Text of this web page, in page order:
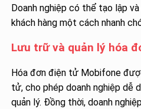
Doanh nghiệp có thể tạo lập
khách hàng một cách nhanh
Lưu trữ và quản lý hóa
Hóa đơn điện tử Mobifone
tử, cho phép doanh nghiệp dễ
quản lý. Đồng thời, doanh